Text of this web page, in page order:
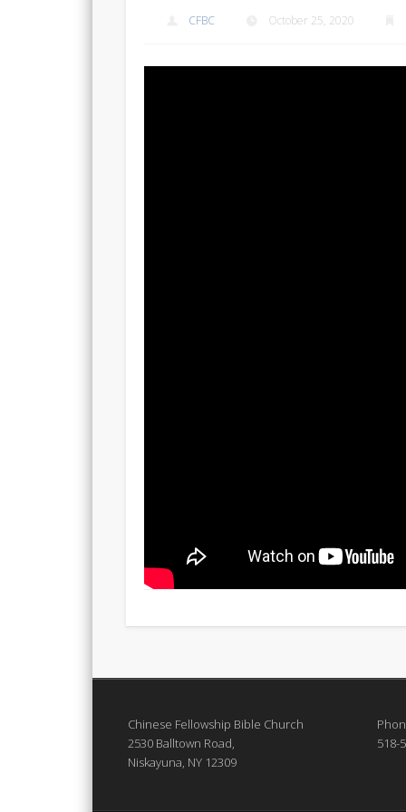
CFBC October 25, 2020
Chinese Fellowship Bible Church
2530 Balltown Road,
Niskayuna, NY 12309
518-